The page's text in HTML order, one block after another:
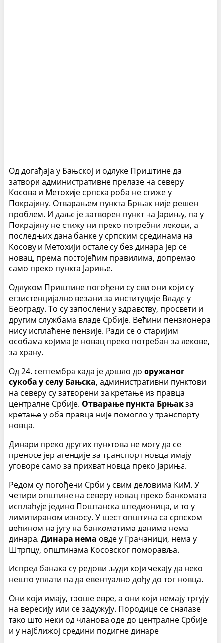
Од догађаја у Бањској и одлуке Приштине да
затвори административне прелазе на северу
Косова и Метохије српска роба не стиже у
Покрајину. Отварањем пункта Брњак није решен
проблем. И даље је затворен пункт на Јарињу, па у
Покрајину не стижу ни преко потребни лекови, а
последњих дана банке у српским срединама на
Косову и Метохији остале су без динара јер се
новац, према постојећим правилима, допремао
само преко пункта Јариње.
Одлуком Приштине погођени су сви они који су
егзистенцијално везани за институције Владе у
Београду. То су запослени у здравству, просвети и
другим службама владе Србије. Већини пензионера
нису исплаћене пензије. Ради се о старијим
особама којима је новац преко потребан за лекове,
за храну.
Од 24. септембра када је дошло до оружаног
сукоба у селу Бањска, административни пунктови
на северу су затворени за кретање из правца
централне Србије. Отварање пункта Брњакза
кретање у оба правца није помогло у транспорту
новца.
Динари преко других пунктова не могу да се
преносе јер агенције за транспорт новца имају
уговоре само за прихват новца преко Јариња.
Редом су погођени Срби у свим деловима КиМ. У
четири општине на северу новац преко банкомата
исплаћује једино Поштанска штедионица, и то у
лимитираном износу. У шест општина са српском
већином на југу на банкоматима данима нема
динара. Динара нема овде у Грачаници, нема у
Штрпцу, општинама Косовског поморавља.
Испред банака су редови људи који чекају да неко
нешто уплати па да евентуално дођу до тог новца.
Они који имају, троше евре, а они који немају тргују
на вересију или се задужују. Породице се сналазе
тако што неки од чланова оде до централне Србије
и у најближој средини подигне динаре